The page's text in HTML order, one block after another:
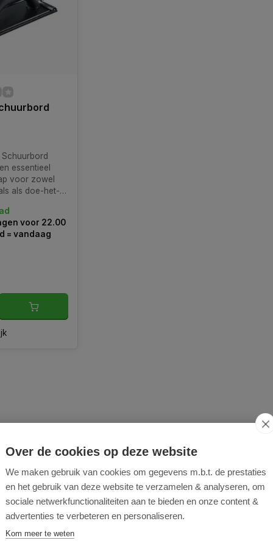
Schuurbord
essentieel
voor zowel
als doe-het-
afwerking
oppervlakken.
voor 22.00
= vandaag
Over de cookies op deze website
We maken gebruik van cookies om gegevens m.b.t. de prestaties
en het gebruik van deze website te verzamelen & analyseren, om
sociale netwerkfunctionaliteiten aan te bieden en onze content &
advertenties te verbeteren en personaliseren.
Kom meer te weten